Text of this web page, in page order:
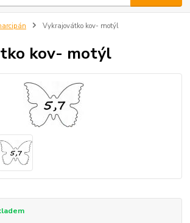
Vykrajovátko kov- motýl
kov- motýl